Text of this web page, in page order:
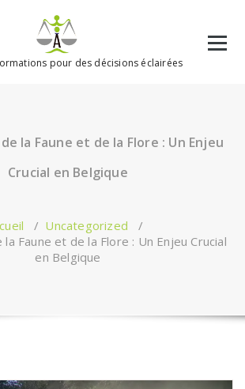
pour des décisions éclairées
la Faune et de la Flore : Un Enjeu
Crucial en Belgique
/ Uncategorized /
Faune et de la Flore : Un Enjeu Crucial
en Belgique